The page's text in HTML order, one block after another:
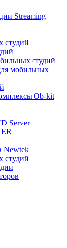
Streaming
студий
студий
мобильных
Ob-kit
Server
Newtek
студий